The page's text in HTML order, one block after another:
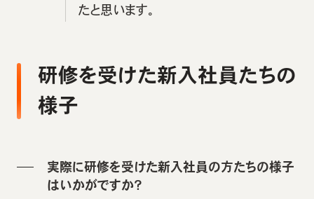
たと思います。
研修を受けた新入社員たちの
様子
実際に研修を受けた新入社員の方たちの様子
はいかがですか？